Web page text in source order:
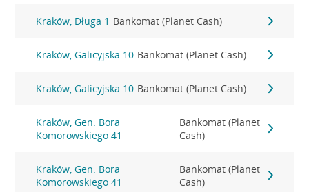
Kraków, Długa 1 Bankomat (Planet Cash)
Kraków, Galicyjska 10 Bankomat (Planet Cash)
Kraków, Galicyjska 10 Bankomat (Planet Cash)
Kraków, Gen. Bora
Komorowskiego 41
Bankomat (Planet
Cash)
Kraków, Gen. Bora
Komorowskiego 41
Bankomat (Planet
Cash)